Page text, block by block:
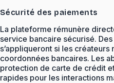
Sécurité des paiements
La plateforme rémunère
service bancaire sécurisé.
s’appliqueront si les
coordonnées bancaires. Les
protection de carte de crédit
rapides pour les interactions